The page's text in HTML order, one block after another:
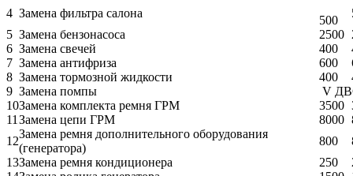
4 Замена фильтра салона
500
5 Замена бензонасоса 2500
6 Замена свечей 400
7 Замена антифриза 600
8 Замена тормозной жидкости 400
9 Замена помпы
V
10Замена комплекта ремня ГРМ 3500
11Замена цепи ГРМ 8000
12
Замена ремня дополнительного оборудования
(генератора)
800
13Замена ремня кондиционера 250